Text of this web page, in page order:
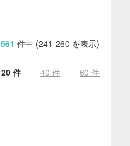
561 件中 (241-260 を表示)
20 件 40 件 60 件